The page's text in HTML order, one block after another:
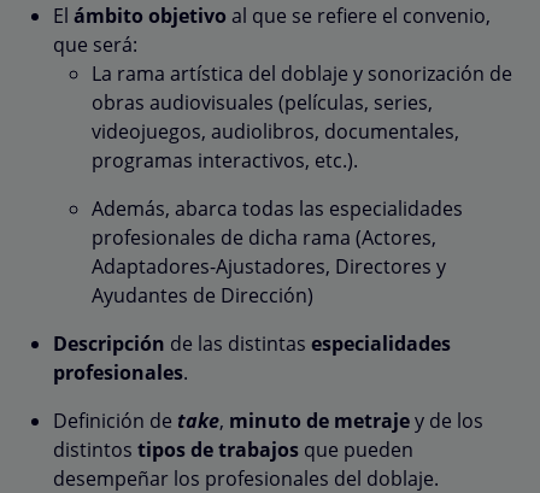
El ámbito objetivo al que se refiere el convenio,
que será:
La rama artística del doblaje y sonorización de
obras audiovisuales (películas, series,
videojuegos, audiolibros, documentales,
programas interactivos, etc.).
Además, abarca todas las especialidades
profesionales de dicha rama (Actores,
Adaptadores-Ajustadores, Directores y
Ayudantes de Dirección)
Descripción de las distintas especialidades
profesionales.
Definición de take, minuto de metrajey de los
distintos tipos de trabajos que pueden
desempeñar los profesionales del doblaje.